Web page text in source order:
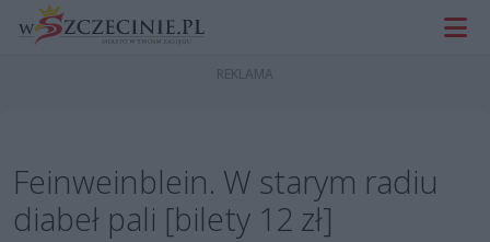
Feinweinblein. W starym radiu
diabeł pali [bilety 12 zł]